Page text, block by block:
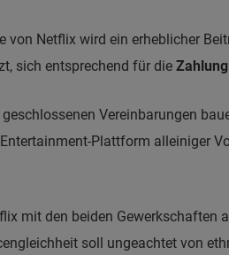
von Netflix wird ein erheblicher
sich entsprechend für die Zahlung
Vereinbarungen
Plattform alleiniger
mit den beiden Gewerkschaften
soll ungeachtet von